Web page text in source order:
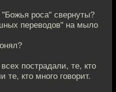
роса" свернуты?
переводов" на мыло
пострадали, те, кто
те, кто много говорит.